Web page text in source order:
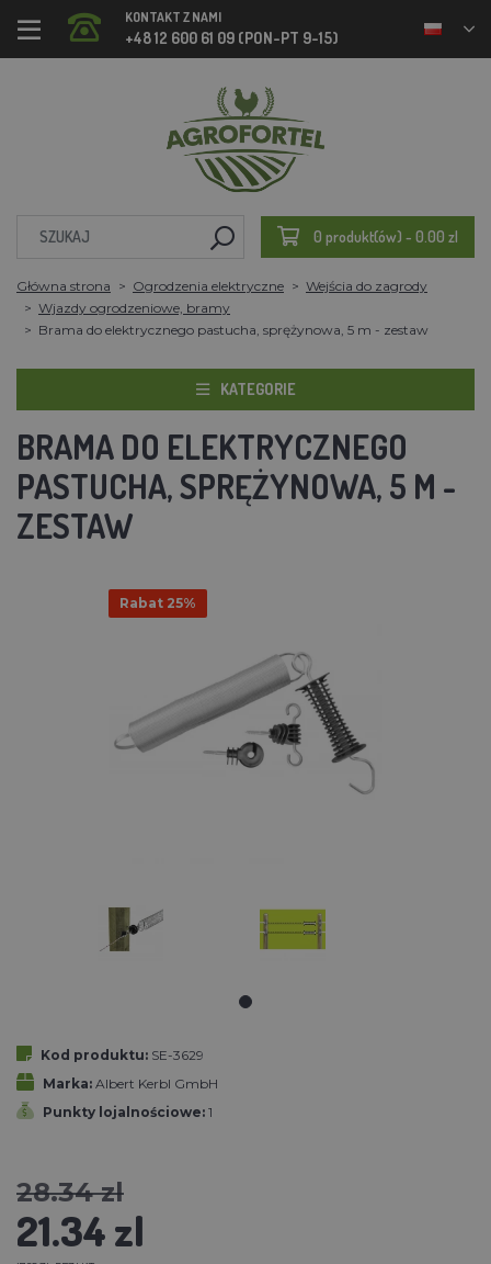
KONTAKT Z NAMI
+48 12 600 61 09 (PON-PT 9-15)
0 produkt(ów) - 0.00 zl
Główna strona Ogrodzenia elektryczne
Wejścia do zagrody
Wjazdy ogrodzeniowe, bramy
Brama do elektrycznego pastucha, sprężynowa, 5 m - zestaw
KATEGORIE
BRAMA DO ELEKTRYCZNEGO
PASTUCHA, SPRĘŻYNOWA, 5 M -
ZESTAW
Rabat 25%
Kod produktu: SE-3629
Marka: Albert Kerbl GmbH
Punkty lojalnościowe: 1
28.34 zl
21.34 zl